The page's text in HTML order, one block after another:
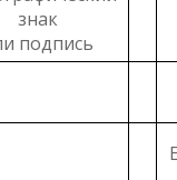
знак
подпись